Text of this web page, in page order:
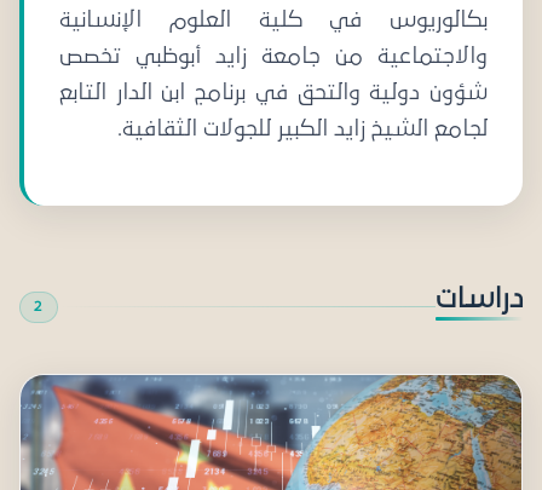
بكالوريوس في كلية العلوم الإنسانية
والاجتماعية من جامعة زايد أبوظبي تخصص
شؤون دولية والتحق في برنامج ابن الدار التابع
لجامع الشيخ زايد الكبير للجولات الثقافية.
دراسات 2